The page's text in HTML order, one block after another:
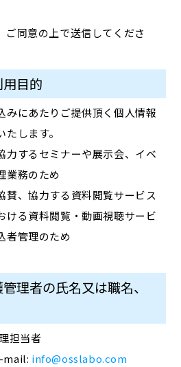
ご同意の上で送信してくださ
目的
みにあたりご提供頂く個人情報
します。
力するセミナーや展示会、イベ
業務のため
賛、協力する資料閲覧サービス
ける資料閲覧・動画視聴サービ
者管理のため
理者の氏名又は職名、
担当者
mail: info@osslabo.com